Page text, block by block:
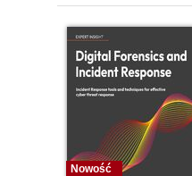
Directory
Nowość